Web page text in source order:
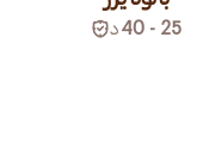
25 - 40 د